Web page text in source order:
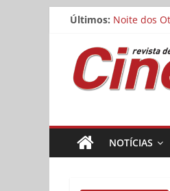
Pular
conteúdo
Últimos:
Matheus
Noite dos
Estão
Concurso
de
NOTÍCIAS